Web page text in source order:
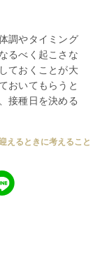
調やタイミング
るべく起こさな
ておくことが大
おいてもらうと
接種日を決める
えるときに考えること